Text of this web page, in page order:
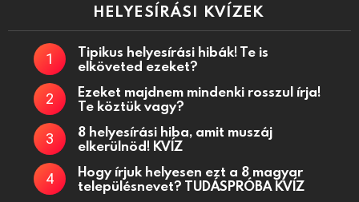
HELYESÍRÁSI KVÍZEK
Tipikus helyesírási hibák! Te is
elköveted ezeket?
Ezeket majdnem mindenki rosszul írja!
Te köztük vagy?
8 helyesírási hiba, amit muszáj
elkerülnöd! KVÍZ
Hogy írjuk helyesen ezt a 8 magyar
településnevet? TUDÁSPRÓBA KVÍZ